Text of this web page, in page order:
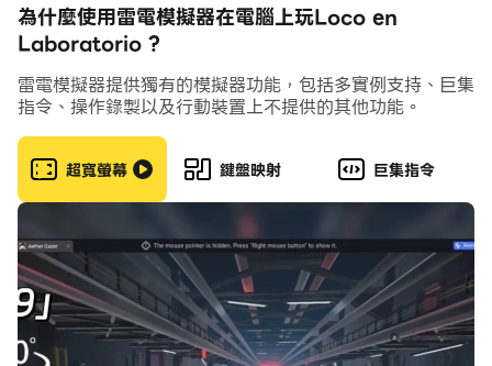
為什麼使用雷電模擬器在電腦上玩Loco en
Laboratorio ?
雷電模擬器提供獨有的模擬器功能，包括多實例支持、巨集
指令、操作錄製以及行動裝置上不提供的其他功能。
超寬螢幕 鍵盤映射 巨集指令